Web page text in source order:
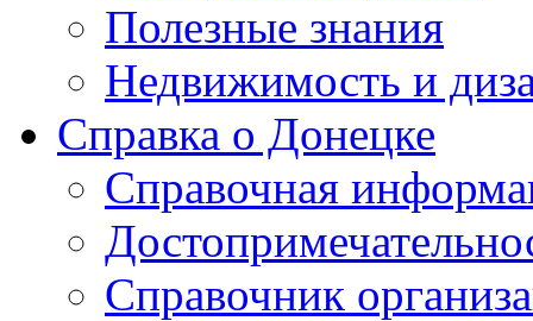
Полезные знания
Недвижимость и
Справка о Донецке
Справочная
Справочник